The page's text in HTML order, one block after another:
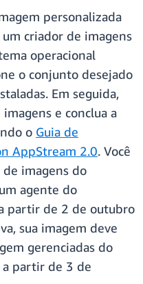
personalizada
criador de imagens
operacional
o conjunto desejado
Em seguida,
e conclua a
o Guia de
AppStream 2.0. Você
imagens do
agente do
partir de 2 de outubro
sua imagem deve
gerenciadas do
a partir de 3 de